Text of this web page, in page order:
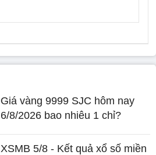
Giá vàng 9999 SJC hôm nay
6/8/2026 bao nhiêu 1 chỉ?
XSMB 5/8 - Kết quả xổ số miền